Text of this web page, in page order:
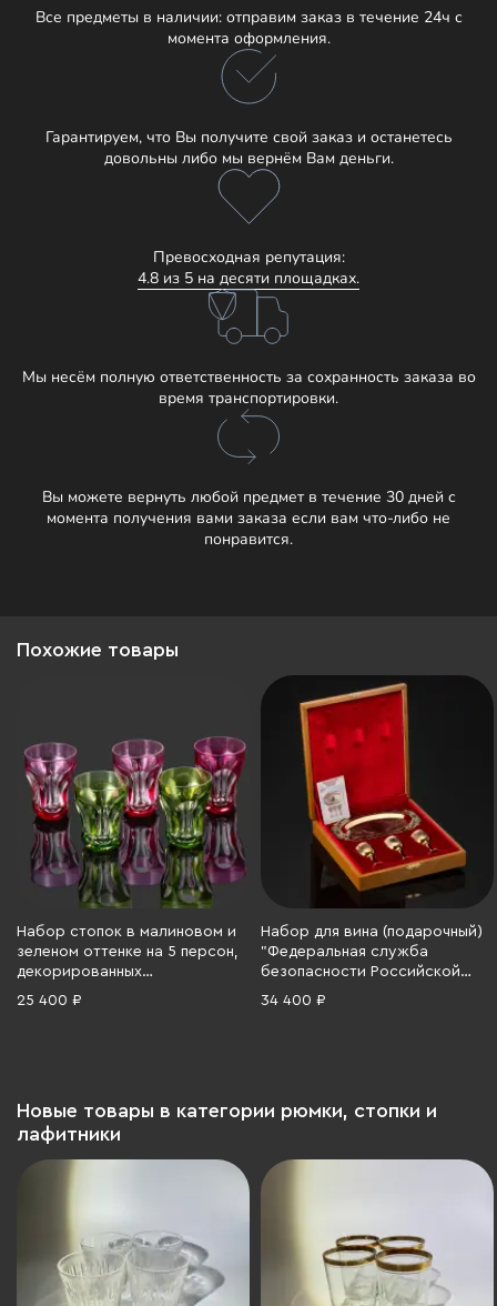
Все предметы в наличии: отправим заказ в течение 24ч с
момента оформления.
Гарантируем, что Вы получите свой заказ и останетесь
довольны либо мы вернём Вам деньги.
Превосходная репутация:
4.8 из 5 на десяти площадках.
Мы несём полную ответственность за сохранность заказа во
время транспортировки.
Вы можете вернуть любой предмет в течение 30 дней с
момента получения вами заказа если вам что-либо не
понравится.
Похожие товары
Набор стопок в малиновом и
зеленом оттенке на 5 персон,
декорированных
расширяющимся кверху
25 400 ₽
Набор для вина (подарочный)
"Федеральная служба
безопасности Российской
Федерации (ФСБ России)",
34 400 ₽
Новые товары в категории рюмки, стопки и
лафитники